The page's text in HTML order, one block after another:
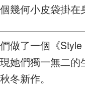
幾何小皮袋掛在
做了一個《
她們獨一無二
冬新作。